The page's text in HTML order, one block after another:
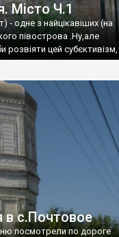
Місто Ч.1
- одне з найцікавіших (на
півострова .Ну,але
цей субєктивізм,
в с.Почтовое
посмотрели по дороге